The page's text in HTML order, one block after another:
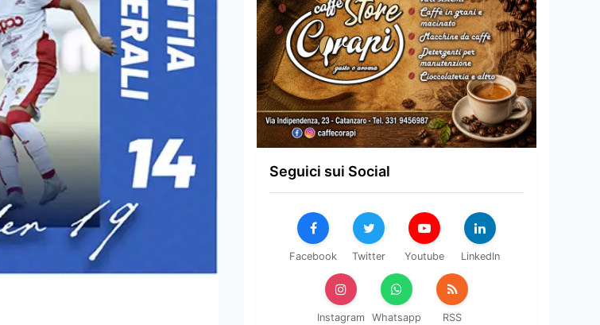
Seguici sui Social
Facebook Twitter Youtube LinkedIn
Instagram Whatsapp RSS